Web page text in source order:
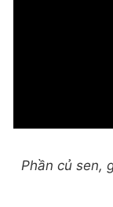
Phần củ sen,